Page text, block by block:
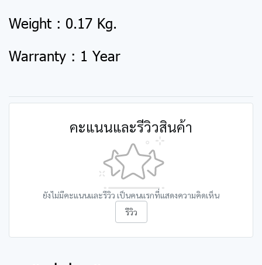
Weight : 0.17 Kg.
Warranty : 1 Year
คะแนนและรีวิวสินค้า
ยังไม่มีคะแนนและรีวิว เป็นคนแรกที่แสดงความคิดเห็น
รีวิว